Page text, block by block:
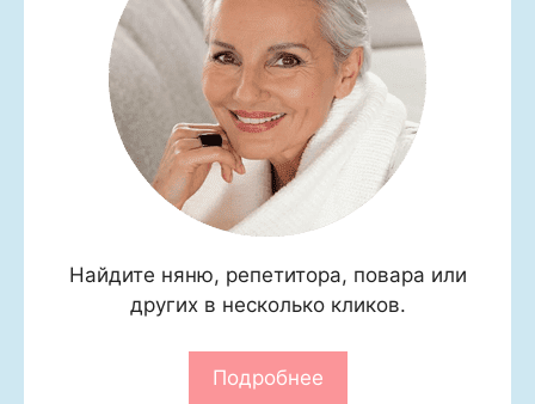
Найдите няню, репетитора, повара или
других в несколько кликов.
Подробнее